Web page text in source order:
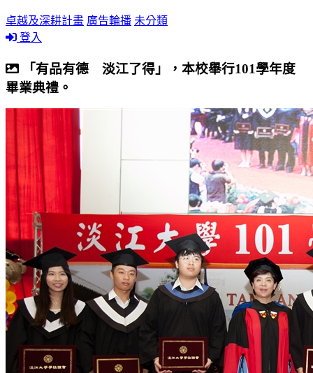
卓越及深耕計畫 廣告輪播 未分類
登入
「有品有德 淡江了得」，本校舉行101學年度
畢業典禮。